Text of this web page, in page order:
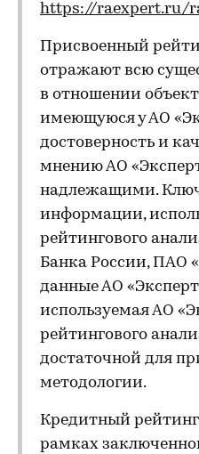
https://raexpert.ru/
Присвоенный
отражают всю
в отношении
имеющуюся у АО
достоверность и
мнению АО
надлежащими.
информации,
рейтингового
Банка России, ПАО
данные АО
используемая АО
рейтингового
достаточной для
методологии.
Кредитный
рамках